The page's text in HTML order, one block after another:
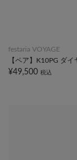
festaria VOYAGE
【ペア】K10PG ダ
¥49,500 税込